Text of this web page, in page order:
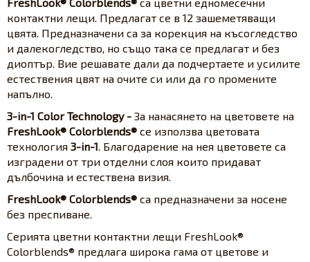
контактни лещи. Предлагат се в 12 зашеметяващи
цвята. Предназначени са за корекция на късогледство
и далекогледство, но също така се предлагат и без
диоптър. Вие решавате дали да подчертаете и усилите
естествения цвят на очите си или да го промените
напълно.
3-in-1 Color Technology - За нанасянето на цветовете на
FreshLook® Colorblends® се използва цветовата
технология 3-in-1. Благодарение на нея цветовете са
изградени от три отделни слоя които придават
дълбочина и естествена визия.
FreshLook® Colorblends® са предназначени за носене
без преспиване.
Серията цветни контактни лещи FreshLook®
Colorblends® предлага широка гама от цветове и